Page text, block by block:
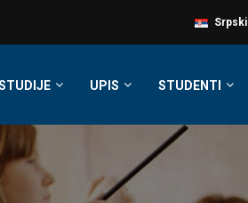
Srpski
UPIS STUDENTI